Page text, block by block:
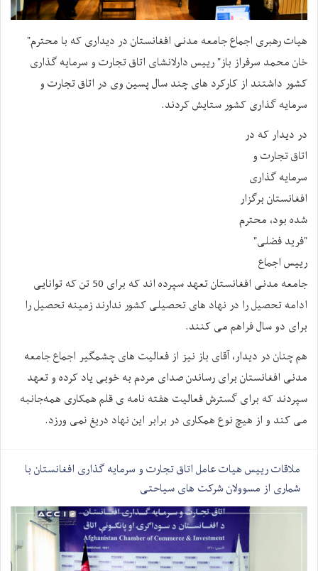
هیات رهبری اجماع جامعه مدنی افغانستان در دیداری که با محترم"
خان محمد سرفراز باز" رییس دارلانشای اتاق تجارت و سرمایه گذاری
کشور داشتند از کارکرد های چند سال پسین وی در اتاق تجارت و
سرمایه گذاری کشور ستایش کردند.
در دیدار که در
اتاق تجارت و
سرمایه گذاری
افغانستان برگزار
شده بود، محترم
"فرید فضلی"
رییس اجماع
جامعه مدنی افغانستان تعهد سپرده اند که برای 50 تن که توانایی
ادامه تحصیل را در نهاد های تحصیلی کشور ندارند زمینه تحصیل را
برای دو سال فراهم می کنند.
هم چنان در دیدار، آقای باز نیز از فعالیت های چشمگیر اجماع جامعه
مدنی افغانستان برای رساندن صدای مردم به خوبی یاد کرده و تعهد
سپردند که برای گسترش فعالیت هفته نامه ی قلم همکاری همه‌جانبه
می کند و از هیچ نوع همکاری در برابر این نهاد دریغ نمی ورزد.
ملاقات رییس هیات عامل اتاق تجارت و سرمایه گذاری افغانستان با
شماری از مسوولان شرکت های سیاحتی